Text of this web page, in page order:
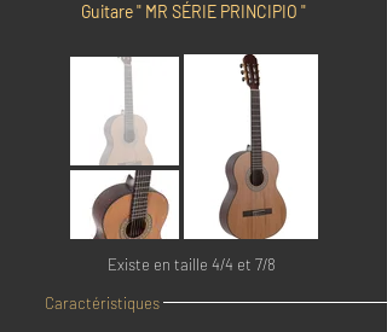
Guitare " MR SÉRIE PRINCIPIO "
Existe en taille 4/4 et 7/8
Caractéristiques